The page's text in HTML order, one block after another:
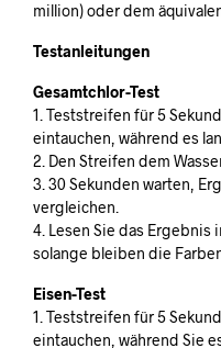
million) oder dem
Testanleitungen
Gesamtchlor-Test
1. Teststreifen für 5
eintauchen, während es
2. Den Streifen dem
3. 30 Sekunden warten,
vergleichen.
4. Lesen Sie das Ergebnis
solange bleiben die
Eisen-Test
1. Teststreifen für 5
eintauchen, während Sie